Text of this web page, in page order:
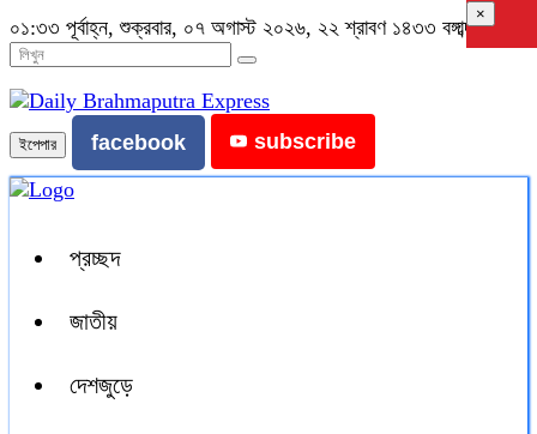
০১:৩৩ পূর্বাহ্ন, শুক্রবার, ০৭ অগাস্ট ২০২৬, ২২ শ্রাবণ ১৪৩৩ বঙ্গাব্দ
ইপেপার facebook subscribe
প্রচ্ছদ
জাতীয়
দেশজুড়ে
×